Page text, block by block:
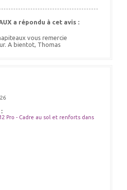
a répondu à cet avis :
vous remercie
A bientot, Thomas
Pro - Cadre au sol et renforts dans